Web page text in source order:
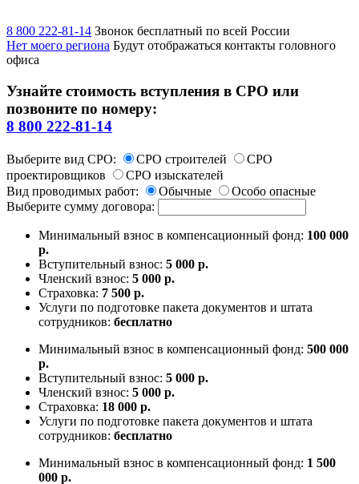
8 800 222-81-14 Звонок бесплатный по всей России
Нет моего региона Будут отображаться контакты головного
офиса
Узнайте стоимость вступления в СРО или
позвоните по номеру:
8 800 222-81-14
Выберите вид СРО: СРО строителей
СРО
проектировщиков
СРО изыскателей
Вид проводимых работ:
Обычные
Особо опасные
Выберите сумму договора:
Минимальный взнос в компенсационный фонд: 100 000
р.
Вступительный взнос: 5 000 р.
Членский взнос: 5 000 р.
Страховка: 7 500 р.
Услуги по подготовке пакета документов и штата
сотрудников: бесплатно
Минимальный взнос в компенсационный фонд: 500 000
р.
Вступительный взнос: 5 000 р.
Членский взнос: 5 000 р.
Страховка: 18 000 р.
Услуги по подготовке пакета документов и штата
сотрудников: бесплатно
Минимальный взнос в компенсационный фонд: 1 500
000 р.